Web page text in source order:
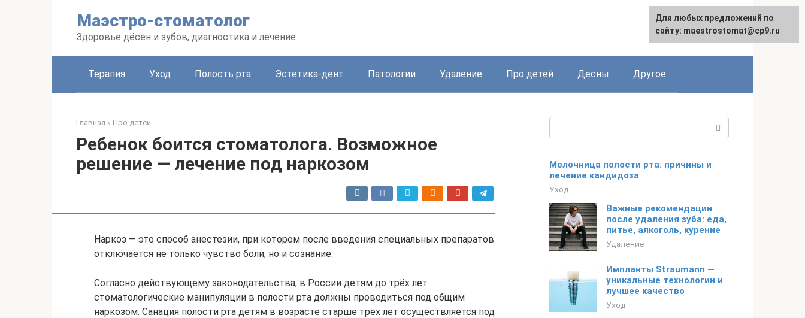
Маэстро-стоматолог
Здоровье дёсен и зубов, диагностика и лечение
Терапия Уход Полость рта Эстетика-дент Патологии Удаление Про детей Десны Другое
Главная » Про детей
Ребенок боится стоматолога. Возможное
решение — лечение под наркозом
Наркоз ― это способ анестезии, при котором после введения специальных препаратов
отключается не только чувство боли, но и сознание.
Согласно действующему законодательства, в России детям до трёх лет
стоматологические манипуляции в полости рта должны проводиться под общим
наркозом. Санация полости рта детям в возрасте старше трёх лет осуществляется под
Молочница полости рта: причины и
лечение кандидоза
Уход
Важные рекомендации
после удаления зуба: еда,
питье, алкоголь, курение
Удаление
Импланты Straumann —
уникальные технологии и
лучшее качество
Уход
Для любых предложений по
сайту: maestrostomat@cp9.ru